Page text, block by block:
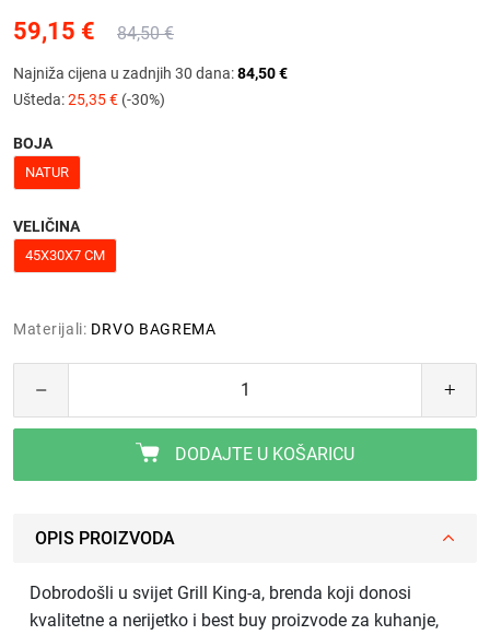
59,15 € 84,50 €
Najniža cijena u zadnjih 30 dana:84,50 €
Ušteda:25,35 € (-30%)
BOJA
NATUR
VELIČINA
45X30X7 CM
Materijali: DRVO BAGREMA
DODAJTE U KOŠARICU
OPIS PROIZVODA
Dobrodošli u svijet Grill King-a, brenda koji donosi
kvalitetne a nerijetko i best buy proizvode za kuhanje,